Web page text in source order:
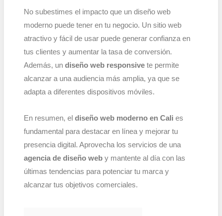
No subestimes el impacto que un diseño web
moderno puede tener en tu negocio. Un sitio web
atractivo y fácil de usar puede generar confianza en
tus clientes y aumentar la tasa de conversión.
Además, un diseño web responsivete permite
alcanzar a una audiencia más amplia, ya que se
adapta a diferentes dispositivos móviles.
En resumen, el diseño web moderno en Cali es
fundamental para destacar en línea y mejorar tu
presencia digital. Aprovecha los servicios de una
agencia de diseño weby mantente al día con las
últimas tendencias para potenciar tu marca y
alcanzar tus objetivos comerciales.